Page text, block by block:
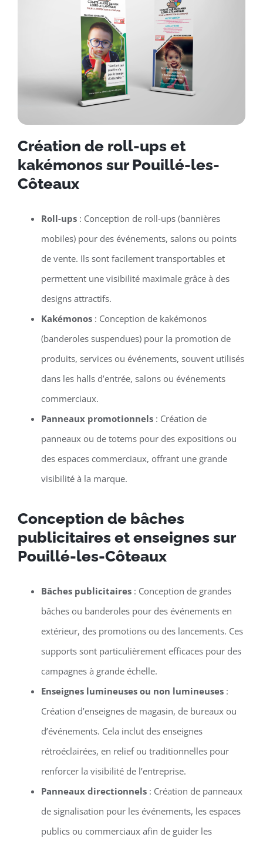
Création de roll-ups et
kakémonos sur Pouillé-les-
Côteaux
Roll-ups: Conception de roll-ups (bannières
mobiles) pour des événements, salons ou points
de vente. Ils sont facilement transportables et
permettent une visibilité maximale grâce à des
designs attractifs.
Kakémonos: Conception de kakémonos
(banderoles suspendues) pour la promotion de
produits, services ou événements, souvent utilisés
dans les halls d’entrée, salons ou événements
commerciaux.
Panneaux promotionnels: Création de
panneaux ou de totems pour des expositions ou
des espaces commerciaux, offrant une grande
visibilité à la marque.
Conception de bâches
publicitaires et enseignes sur
Pouillé-les-Côteaux
Bâches publicitaires: Conception de grandes
bâches ou banderoles pour des événements en
extérieur, des promotions ou des lancements. Ces
supports sont particulièrement efficaces pour des
campagnes à grande échelle.
Enseignes lumineuses ou non lumineuses:
Création d’enseignes de magasin, de bureaux ou
d’événements. Cela inclut des enseignes
rétroéclairées, en relief ou traditionnelles pour
renforcer la visibilité de l’entreprise.
Panneaux directionnels: Création de panneaux
de signalisation pour les événements, les espaces
publics ou commerciaux afin de guider les